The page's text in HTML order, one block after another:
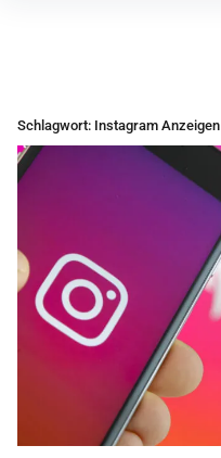
Schlagwort: Instagram Anzeigen